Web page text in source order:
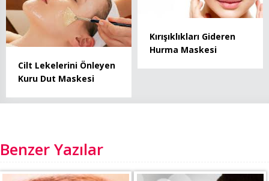
Cilt Lekelerini Önleyen
Kuru Dut Maskesi
Kırışıklıkları Gideren
Hurma Maskesi
Benzer Yazılar